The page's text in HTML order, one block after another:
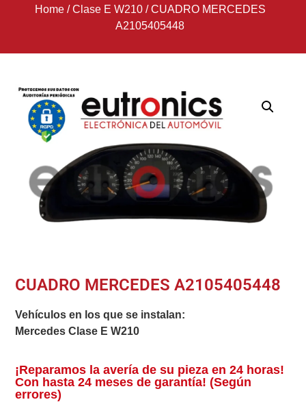
Home/Clase E W210/CUADRO MERCEDES
A2105405448
CUADRO MERCEDES A2105405448
Vehículos en los que se instalan:
Mercedes Clase E W210
¡Reparamos la avería de su pieza en 24 horas!
Con hasta 24 meses de garantía! (Según
errores)